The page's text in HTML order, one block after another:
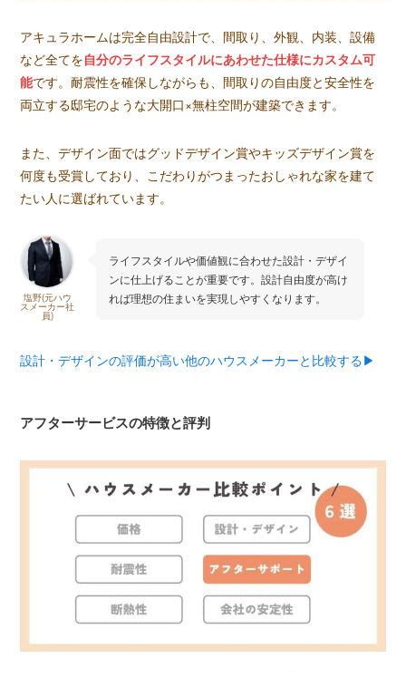
アキュラホームは完全自由設計で、間取り、外観、内装、設備
など全てを自分のライフスタイルにあわせた仕様にカスタム可
能です。耐震性を確保しながらも、間取りの自由度と安全性を
両立する邸宅のような大開口×無柱空間が建築できます。
また、デザイン面ではグッドデザイン賞やキッズデザイン賞を
何度も受賞しており、こだわりがつまったおしゃれな家を建て
たい人に選ばれています。
塩野(元ハウ
スメーカー社
員)
ライフスタイルや価値観に合わせた設計・デザイ
ンに仕上げることが重要です。設計自由度が高け
れば理想の住まいを実現しやすくなります。
設計・デザインの評価が高い他のハウスメーカーと比較する▶︎
アフターサービスの特徴と評判